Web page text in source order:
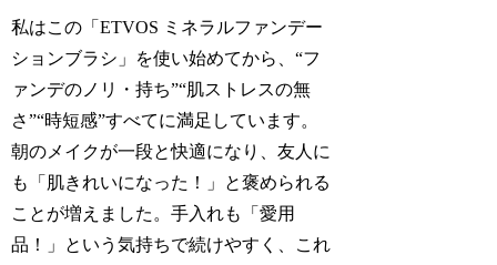
私はこの「ETVOS ミネラルファンデー
ションブラシ」を使い始めてから、“フ
ァンデのノリ・持ち”“肌ストレスの無
さ”“時短感”すべてに満足しています。
朝のメイクが一段と快適になり、友人に
も「肌きれいになった！」と褒められる
ことが増えました。手入れも「愛用
品！」という気持ちで続けやすく、これ